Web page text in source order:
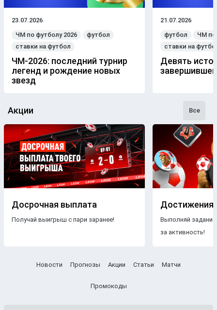
23.07.2026
ЧМ по футболу 2026
футбол
ставки на футбол
ЧМ-2026: последний турнир
легенд и рождение новых
звезд
21.07.2026
футбол
ЧМ по
ставки на
Девять
Акции Все
Досрочная выплата
Получай выигрыш с пари заранее!
Достижения
Выполняй
за активность!
Новости Прогнозы Акции Статьи Матчи
Промокоды